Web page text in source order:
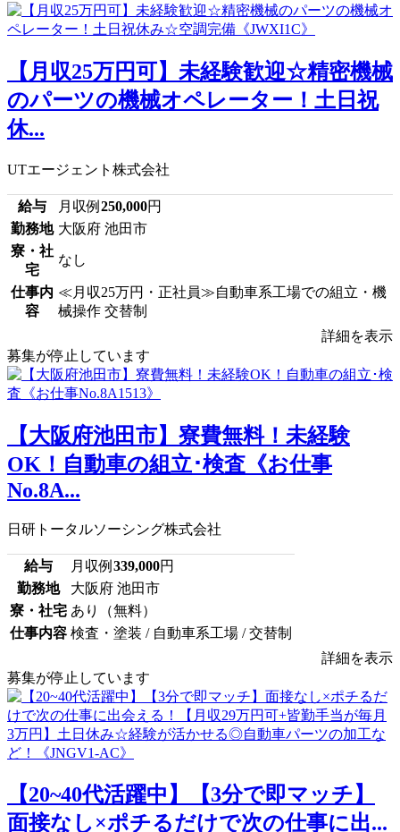
【月収25万円可】未経験歓迎☆精密機械
のパーツの機械オペレーター！土日祝
休...
UTエージェント株式会社
給与 月収例 250,000円
勤務地 大阪府 池田市
寮・社
宅
なし
仕事内
容
≪月収25万円・正社員≫自動車系工場での組立・機
械操作 交替制
詳細を表示
募集が停止しています
【大阪府池田市】寮費無料！未経験
OK！自動車の組立･検査《お仕事
No.8A...
日研トータルソーシング株式会社
給与 月収例 339,000円
勤務地
大阪府 池田市
寮・社宅 あり（無料）
仕事内容 検査・塗装 / 自動車系工場 / 交替制
詳細を表示
募集が停止しています
【20~40代活躍中】【3分で即マッチ】
面接なし×ポチるだけで次の仕事に出...